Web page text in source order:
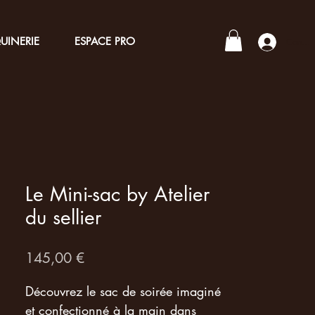
ESPACE PRO
Le Mini-sac by Atelier
du sellier
145,00 €Prix
Découvrez le sac de soirée imaginé
et confectionné à la main dans